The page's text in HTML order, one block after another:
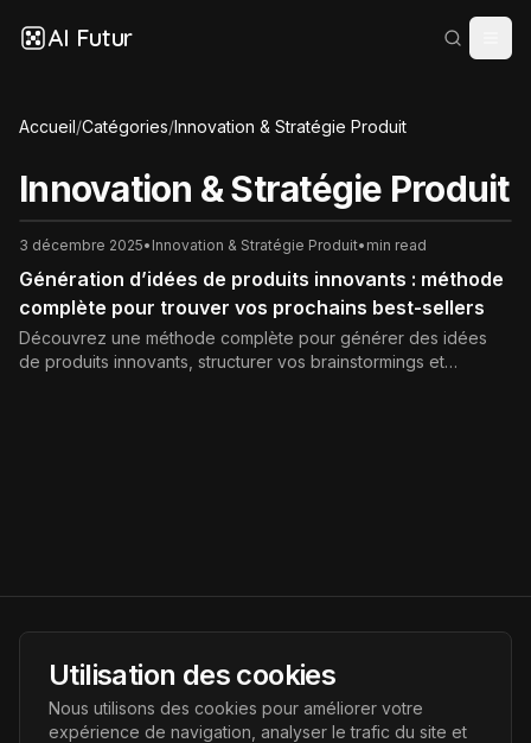
AI Futur
Accueil/Catégories/Innovation & Stratégie Produit
Innovation & Stratégie Produit
3 décembre 2025• Innovation & Stratégie Produit• min read
Génération d’idées de produits innovants : méthode
complète pour trouver vos prochains best-sellers
Découvrez une méthode complète pour générer des idées
de produits innovants, structurer vos brainstormings et
AI Futur
Portail de l'avenir de l'intelligence artificielle, vous aidant à
découvrir les dernières technologies IA.
Utilisation des cookies
Nous utilisons des cookies pour améliorer votre
expérience de navigation, analyser le trafic du site et